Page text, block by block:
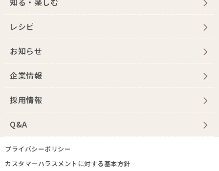
レシピ
お知らせ
企業情報
採用情報
Q&A
プライバシーポリシー
カスタマーハラスメントに対する基本方針